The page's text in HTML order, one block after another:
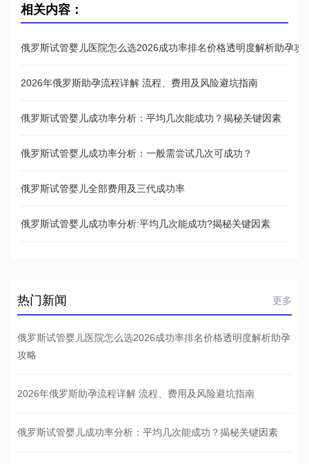
相关内容：
俄罗斯试管婴儿医院怎么选2026成功率排名价格透明度解析助孕攻
2026年俄罗斯助孕流程详解 流程、费用及风险避坑指南
俄罗斯试管婴儿成功率分析：平均几次能成功？揭秘关键因素
俄罗斯试管婴儿成功率分析：一般需尝试几次可成功？
俄罗斯试管婴儿全部费用及三代成功率
俄罗斯试管婴儿成功率分析:平均几次能成功?揭秘关键因素
热门新闻 更多
俄罗斯试管婴儿医院怎么选2026成功率排名价格透明度解析助孕
攻略
2026年俄罗斯助孕流程详解 流程、费用及风险避坑指南
俄罗斯试管婴儿成功率分析：平均几次能成功？揭秘关键因素